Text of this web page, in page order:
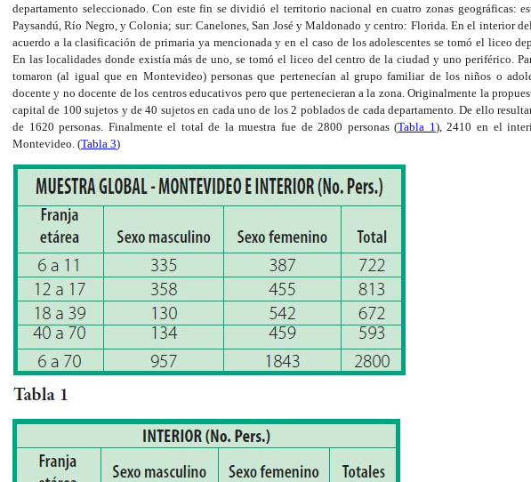
departamento seleccionado. Con este fin se dividió el territorio nacional en cuatro zonas geográficas:
Paysandú, Río Negro, y Colonia; sur: Canelones, San José y Maldonado y centro: Florida. En el interior
acuerdo a la clasificación de primaria ya mencionada y en el caso de los adolescentes se tomó el liceo
En las localidades donde existía más de uno, se tomó el liceo del centro de la ciudad y uno periférico.
tomaron (al igual que en Montevideo) personas que pertenecían al grupo familiar de los niños o
docente y no docente de los centros educativos pero que pertenecieran a la zona. Originalmente la
capital de 100 sujetos y de 40 sujetos en cada uno de los 2 poblados de cada departamento. De ello
de 1620 personas. Finalmente el total de la muestra fue de 2800 personas (Tabla 1), 2410 en el
Montevideo. (Tabla 3)